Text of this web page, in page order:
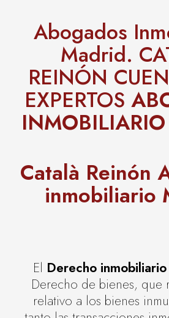
Abogados
Madrid.
REINÓN
EXPERTOS
Català Reinón
inmobiliario
El Derecho inmobiliario
Derecho de bienes, que
relativo a los bienes